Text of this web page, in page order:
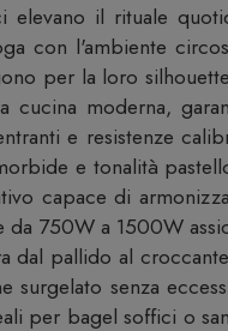
elevano il rituale
con l'ambiente
per la loro
cucina moderna,
e resistenze
e tonalità
capace di
da 750W a 1500W
dal pallido al
surgelato senza
per bagel soffici o